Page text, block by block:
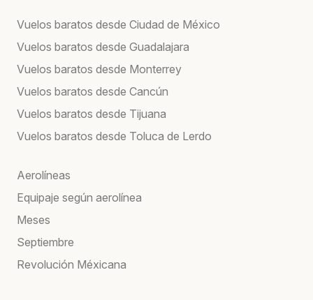
Vuelos baratos desde Ciudad de México
Vuelos baratos desde Guadalajara
Vuelos baratos desde Monterrey
Vuelos baratos desde Cancún
Vuelos baratos desde Tijuana
Vuelos baratos desde Toluca de Lerdo
Aerolíneas
Equipaje según aerolínea
Meses
Septiembre
Revolución Méxicana